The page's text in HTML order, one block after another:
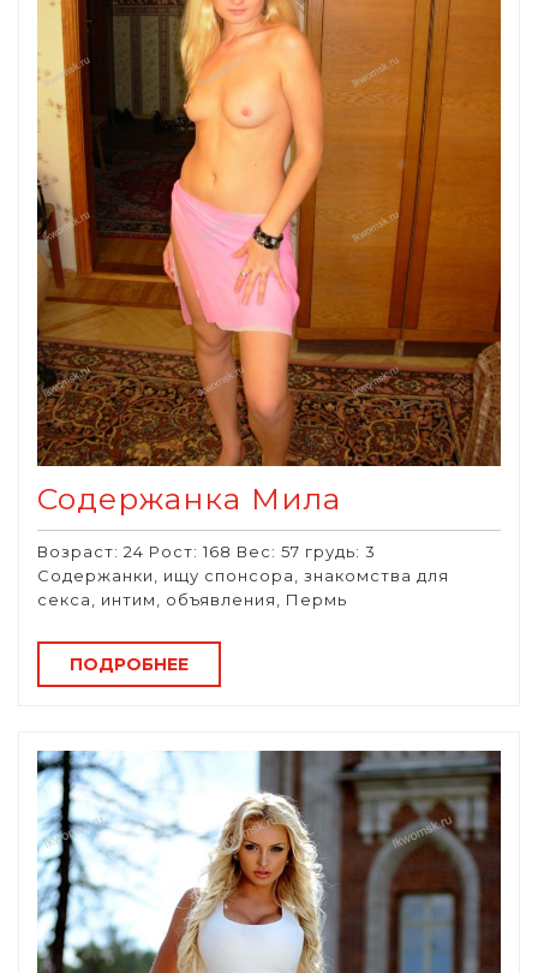
Содержанка Мила
Возраст: 24 Рост: 168 Вес: 57 грудь: 3
Содержанки, ищу спонсора, знакомства для
секса, интим, объявления, Пермь
ПОДРОБНЕЕ